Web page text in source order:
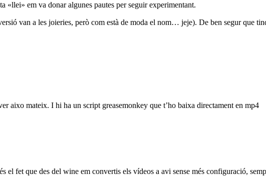
«llei» em va donar algunes pautes per seguir experimentant.
van a les joieries, però com està de moda el nom… jeje). De ben segur que
aixo mateix. I hi ha un script greasemonkey que t’ho baixa directament en mp4
el fet que des del wine em convertis els vídeos a avi sense més configuració,